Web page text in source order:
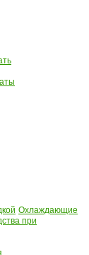
Охлаждающие
при